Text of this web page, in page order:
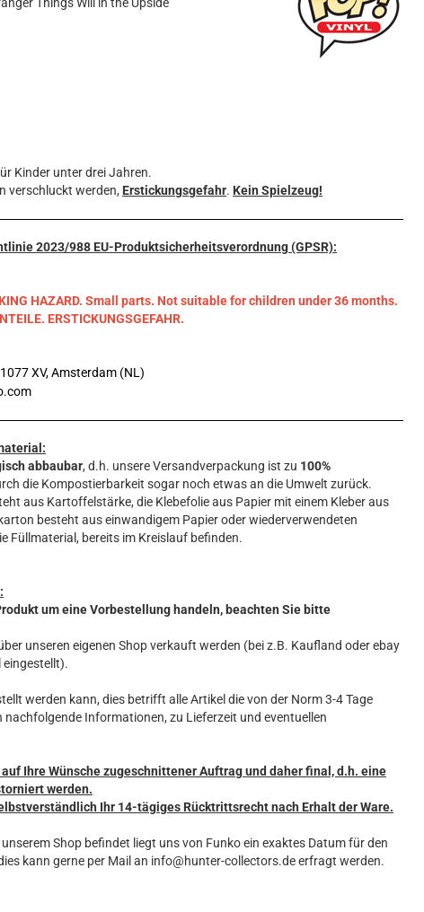
Kinder unter drei Jahren.
verschluckt werden, Erstickungsgefahr. Kein Spielzeug!
2023/988 EU-Produktsicherheitsverordnung (GPSR):
HAZARD. Small parts. Not suitable for children under 36 months.
ERSTICKUNGSGEFAHR.
XV, Amsterdam (NL)
abbaubar, d.h. unsere Versandverpackung ist zu 100%
die Kompostierbarkeit sogar noch etwas an die Umwelt zurück.
aus Kartoffelstärke, die Klebefolie aus Papier mit einem Kleber aus
besteht aus einwandigem Papier oder wiederverwendeten
Füllmaterial, bereits im Kreislauf befinden.
um eine Vorbestellung handeln, beachten Sie bitte
unseren eigenen Shop verkauft werden (bei z.B. Kaufland oder ebay
eingestellt).
werden kann, dies betrifft alle Artikel die von der Norm 3-4 Tage
nachfolgende Informationen, zu Lieferzeit und eventuellen
Ihre Wünsche zugeschnittener Auftrag und daher final, d.h. eine
werden.
Ihr 14-tägiges Rücktrittsrecht nach Erhalt der Ware.
Shop befindet liegt uns von Funko ein exaktes Datum für den
kann gerne per Mail an info@hunter-collectors.de erfragt werden.